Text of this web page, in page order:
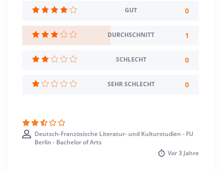
Regelstudienzeit
6 Semester
Sprache
Englisch
Französisch
Studienbeginn
Standort
Berlin >> Berlin
GUT 0
DURCHSCHNITT 1
SCHLECHT 0
SEHR SCHLECHT 0
Deutsch-Französische Literatur- und Kulturstudien - FU
Berlin - Bachelor of Arts
Vor3 Jahre